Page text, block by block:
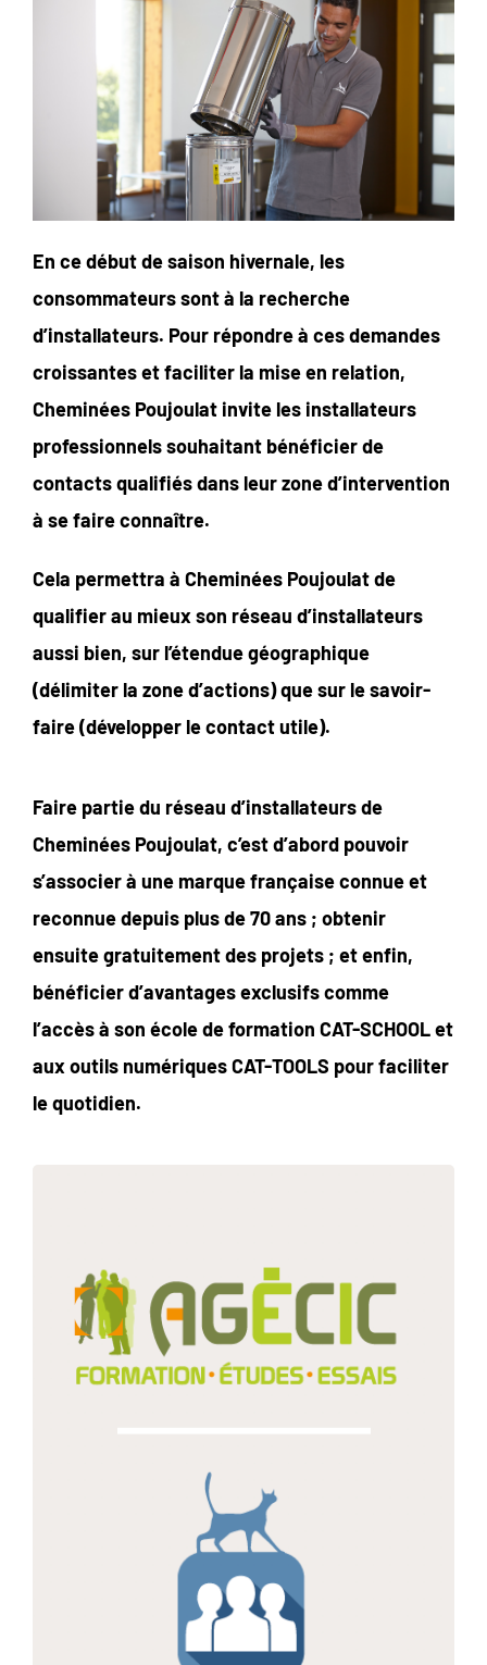
En ce début de saison hivernale, les
consommateurs sont à la recherche
d’installateurs. Pour répondre à ces demandes
croissantes et faciliter la mise en relation,
Cheminées Poujoulat invite les installateurs
professionnels souhaitant bénéficier de
contacts qualifiés dans leur zone d’intervention
à se faire connaître.
Cela permettra à Cheminées Poujoulat de
qualifier au mieux son réseau d’installateurs
aussi bien, sur l’étendue géographique
(délimiter la zone d’actions) que sur le savoir-
faire (développer le contact utile).
Faire partie du réseau d’installateurs de
Cheminées Poujoulat, c’est d’abord pouvoir
s’associer à une marque française connue et
reconnue depuis plus de 70 ans ; obtenir
ensuite gratuitement des projets ; et enfin,
bénéficier d’avantages exclusifs comme
l’accès à son école de formation CAT-SCHOOL et
aux outils numériques CAT-TOOLS pour faciliter
le quotidien.